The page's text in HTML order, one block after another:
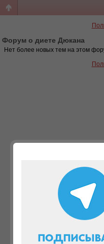
Форум о диете Дюкана
Нет более новых тем на этом